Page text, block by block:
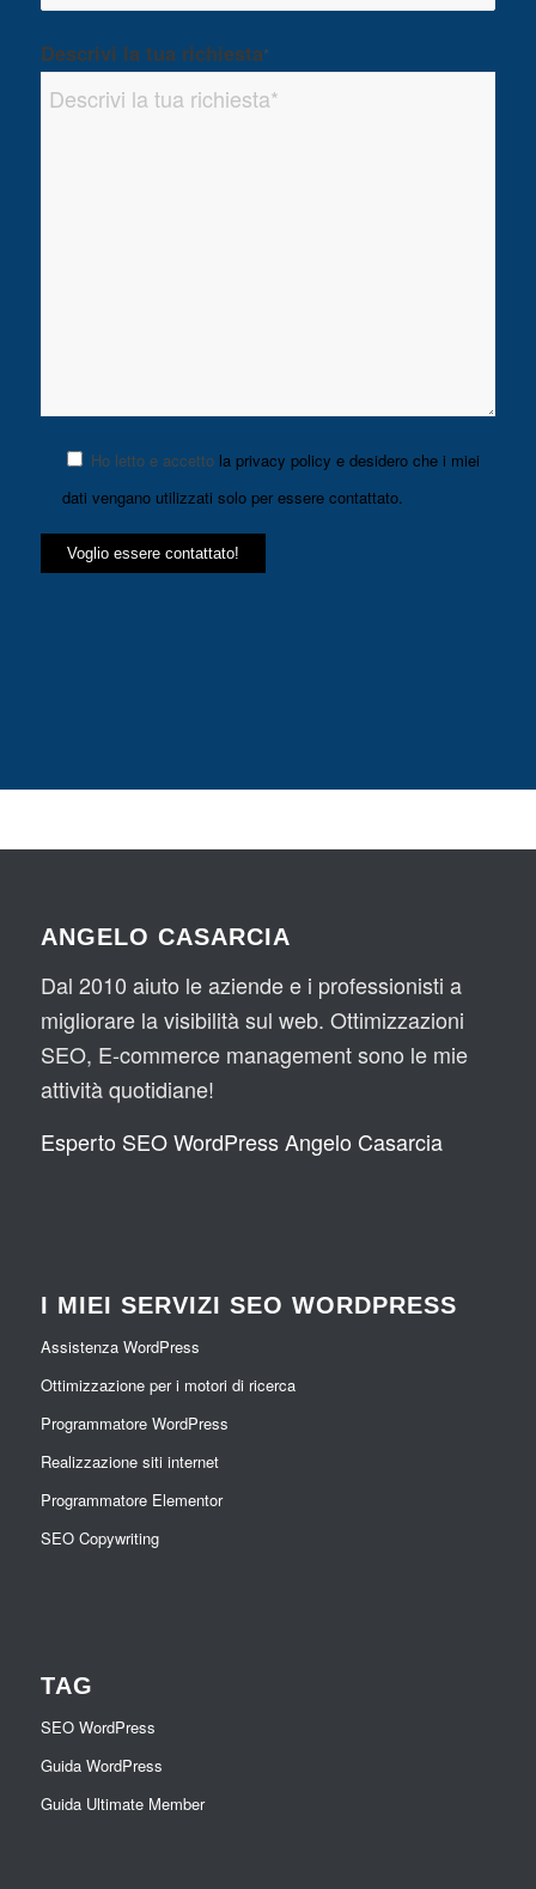
Descrivi la tua richiesta*
Ho letto e accetto la privacy policy e desidero che i miei
dati vengano utilizzati solo per essere contattato.
ANGELO CASARCIA
Dal 2010 aiuto le aziende e i professionisti a
migliorare la visibilità sul web. Ottimizzazioni
SEO, E-commerce management sono le mie
attività quotidiane!
Esperto SEO WordPress Angelo Casarcia
I MIEI SERVIZI SEO WORDPRESS
Assistenza WordPress
Ottimizzazione per i motori di ricerca
Programmatore WordPress
Realizzazione siti internet
Programmatore Elementor
SEO Copywriting
TAG
SEO WordPress
Guida WordPress
Guida Ultimate Member